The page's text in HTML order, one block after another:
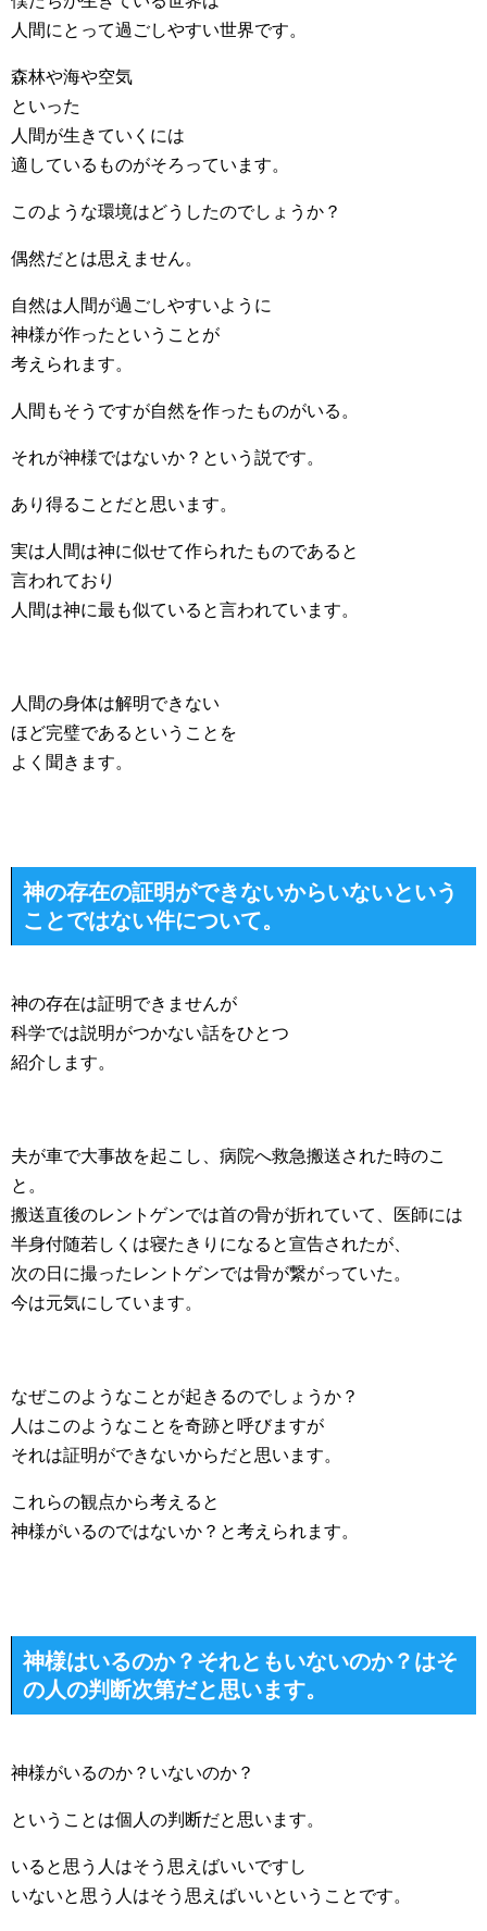
人間にとって過ごしやすい世界です。
森林や海や空気
といった
人間が生きていくには
適しているものがそろっています。
このような環境はどうしたのでしょうか？
偶然だとは思えません。
自然は人間が過ごしやすいように
神様が作ったということが
考えられます。
人間もそうですが自然を作ったものがいる。
それが神様ではないか？という説です。
あり得ることだと思います。
実は人間は神に似せて作られたものであると
言われており
人間は神に最も似ていると言われています。
人間の身体は解明できない
ほど完璧であるということを
よく聞きます。
神の存在の証明ができないからいないという
ことではない件について。
神の存在は証明できませんが
科学では説明がつかない話をひとつ
紹介します。
夫が車で大事故を起こし、病院へ救急搬送された時のこ
と。
搬送直後のレントゲンでは首の骨が折れていて、医師には
半身付随若しくは寝たきりになると宣告されたが、
次の日に撮ったレントゲンでは骨が繋がっていた。
今は元気にしています。
なぜこのようなことが起きるのでしょうか？
人はこのようなことを奇跡と呼びますが
それは証明ができないからだと思います。
これらの観点から考えると
神様がいるのではないか？と考えられます。
神様はいるのか？それともいないのか？はそ
の人の判断次第だと思います。
神様がいるのか？いないのか？
ということは個人の判断だと思います。
いると思う人はそう思えばいいですし
いないと思う人はそう思えばいいということです。